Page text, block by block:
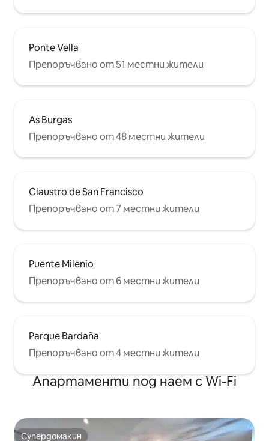
Ponte Vella
Препоръчвано от 51 местни жители
As Burgas
Препоръчвано от 48 местни жители
Claustro de San Francisco
Препоръчвано от 7 местни жители
Puente Milenio
Препоръчвано от 6 местни жители
Parque Bardaña
Препоръчвано от 4 местни жители
Апартаменти под наем с Wi-Fi
Супердомакин